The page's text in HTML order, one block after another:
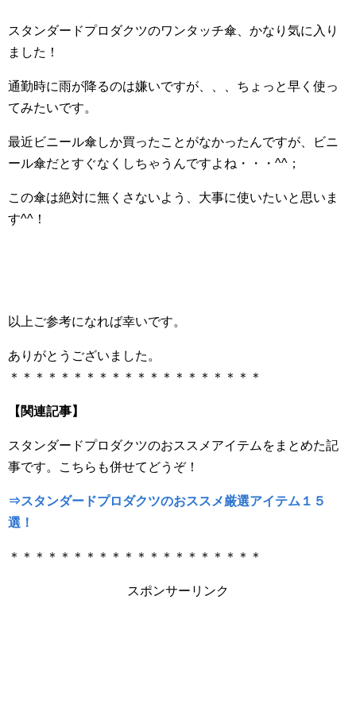
スタンダードプロダクツのワンタッチ傘、かなり気に入り
ました！
通勤時に雨が降るのは嫌いですが、、、ちょっと早く使っ
てみたいです。
最近ビニール傘しか買ったことがなかったんですが、ビニ
ール傘だとすぐなくしちゃうんですよね・・・^^；
この傘は絶対に無くさないよう、大事に使いたいと思いま
す^^！
以上ご参考になれば幸いです。
ありがとうございました。
＊＊＊＊＊＊＊＊＊＊＊＊＊＊＊＊＊＊＊＊
【関連記事】
スタンダードプロダクツのおススメアイテムをまとめた記
事です。こちらも併せてどうぞ！
⇒スタンダードプロダクツのおススメ厳選アイテム１５
選！
＊＊＊＊＊＊＊＊＊＊＊＊＊＊＊＊＊＊＊＊
スポンサーリンク